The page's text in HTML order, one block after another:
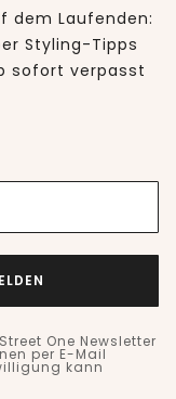
dem Laufenden:
Styling-Tipps
sofort verpasst
One Newsletter
per E-Mail
kann